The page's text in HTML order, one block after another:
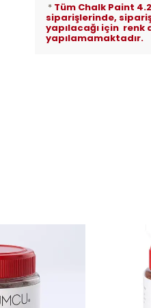
* Tüm Chalk Paint
siparişlerinde,
yapılacağı için renk
yapılamamaktadır.